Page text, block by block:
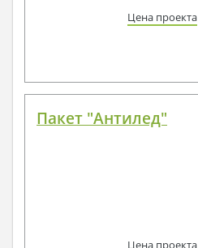
Цена проекта
Пакет "Антилед"